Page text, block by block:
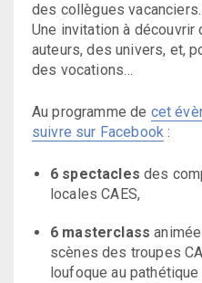
des collègues vacanciers.
Une invitation à
auteurs, des univers, et,
des vocations…
Au programme de cet
suivre sur Facebook :
6 spectacles des
locales CAES,
6 masterclass
scènes des troupes
loufoque au pathétique